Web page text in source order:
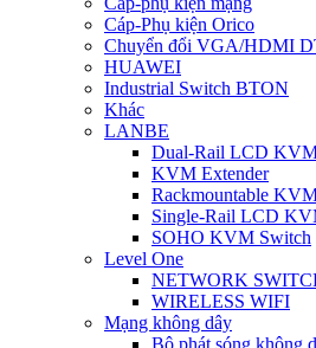
Cáp-Phụ kiện Orico
Chuyển đổi VGA/HDMI
HUAWEI
Industrial Switch BTON
Khác
LANBE
Dual-Rail LCD
KVM Extender
Rackmountable
Single-Rail LCD
SOHO KVM Switch
Level One
NETWORK
WIRELESS WIFI
Mạng không dây
Bộ phát sóng không